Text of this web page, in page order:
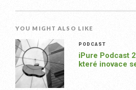
YOU MIGHT ALSO LIKE
PODCAST
iPure Podcast
které inovace